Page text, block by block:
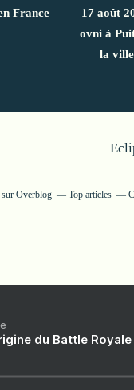
France
17 août
ovni à
la
Overblog Top articles
du Battle Royale